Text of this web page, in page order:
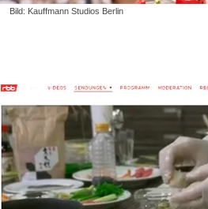
Bild: Kauffmann Studios Berlin